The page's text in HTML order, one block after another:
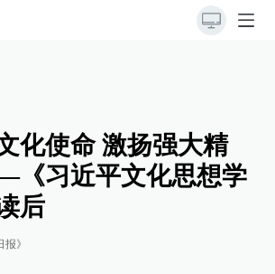
化使命 激扬强大精
习近平文化思想学
后
》